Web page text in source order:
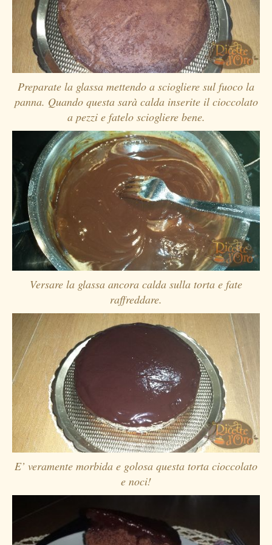
Preparate la glassa mettendo a sciogliere sul fuoco la
panna. Quando questa sarà calda inserite il cioccolato
a pezzi e fatelo sciogliere bene.
Versare la glassa ancora calda sulla torta e fate
raffreddare.
E’ veramente morbida e golosa questa torta cioccolato
e noci!